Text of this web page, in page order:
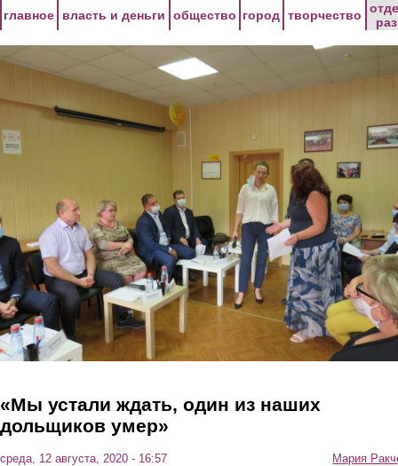
главное власть и деньги общество город творчество
«Мы устали ждать, один из наших
дольщиков умер»
среда, 12 августа, 2020 - 16:57 Мария